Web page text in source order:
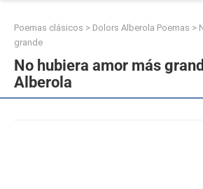
Poemas clásicos > Dolors Alberola Poemas >
grande
No hubiera amor más
Alberola